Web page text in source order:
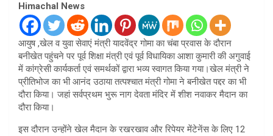
Himachal News
आयुष ,खेल व युवा सेवाएं मंत्री यादवेंद्र गोमा का चंबा प्रवास के दौरान
बनीखेत पहुंचने पर पूर्व शिक्षा मंत्री एवं पूर्व विधायिका आशा कुमारी की अगुवाई
में कांग्रेसी कार्यकर्ता एवं समर्थकों द्वारा भव्य स्वागत किया गया।खेल मंत्री ने
प्रीतिभोज का भी आनंद उठाया तत्पश्चात मंत्री गोमा ने बनीखेत पद्दर का भी
दौरा किया। जहां सर्वप्रथम भुरू नाग देवता मंदिर में शीश नवाकर मैदान का
दौरा किया।
इस दौरान उन्होंने खेल मैदान के रखरखाव और रिपेयर मेंटेनेंस के लिए 12